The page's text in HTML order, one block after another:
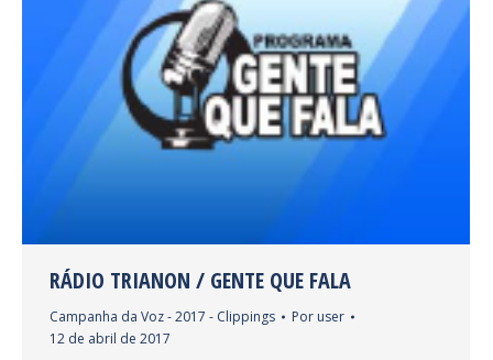
RÁDIO TRIANON / GENTE QUE FALA
Campanha da Voz - 2017 - Clippings Por user
12 de abril de 2017